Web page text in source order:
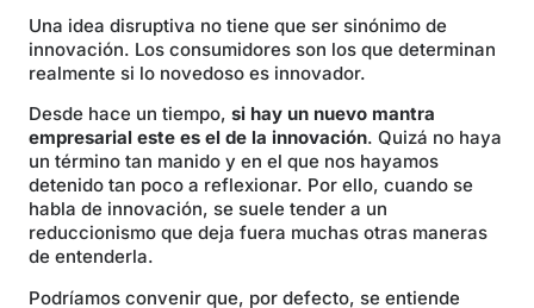
Una idea disruptiva no tiene que ser sinónimo de
innovación. Los consumidores son los que determinan
realmente si lo novedoso es innovador.
Desde hace un tiempo, si hay un nuevo mantra
empresarial este es el de la innovación. Quizá no haya
un término tan manido y en el que nos hayamos
detenido tan poco a reflexionar. Por ello, cuando se
habla de innovación, se suele tender a un
reduccionismo que deja fuera muchas otras maneras
de entenderla.
Podríamos convenir que, por defecto, se entiende